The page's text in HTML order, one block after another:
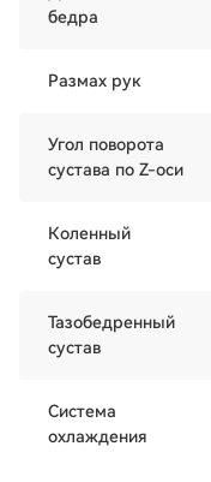
бедра
Размах рук
Угол поворота
сустава по Z-оси
Коленный
сустав
Тазобедренный
сустав
Система
охлаждения